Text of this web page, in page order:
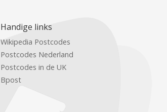
Handige links
Wikipedia Postcodes
Postcodes Nederland
Postcodes in de UK
Bpost